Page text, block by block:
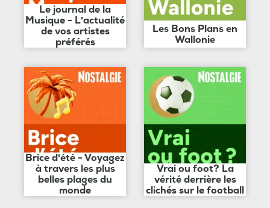
Le journal de la
Musique - L'actualité
de vos artistes
préférés
Les Bons Plans en
Wallonie
Brice d'été - Voyagez
à travers les plus
belles plages du
monde
Vrai ou foot? La
vérité derrière les
clichés sur le football